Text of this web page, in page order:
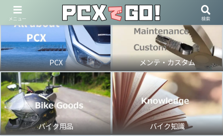
PCX メンテ・カスタム
バイク用品 バイク知識
メニュー 検索